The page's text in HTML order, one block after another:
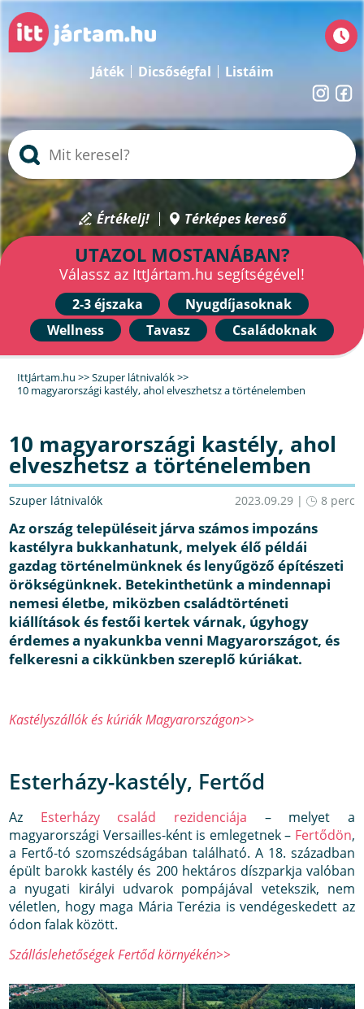
Játék Dicsőségfal Listáim
Értékelj! Térképes kereső
UTAZOL MOSTANÁBAN?
Válassz az IttJártam.hu segítségével!
2-3 éjszaka
Nyugdíjasoknak
Wellness
Tavasz Családoknak
IttJártam.hu >>Szuper látnivalók>>
10 magyarországi kastély, ahol elveszhetsz a történelemben
10 magyarországi kastély, ahol
elveszhetsz a történelemben
Szuper látnivalók 2023.09.29 | 8 perc
Az ország településeit járva számos impozáns
kastélyra bukkanhatunk, melyek élő példái
gazdag történelmünknek és lenyűgöző építészeti
örökségünknek. Betekinthetünk a mindennapi
nemesi életbe, miközben családtörténeti
kiállítások és festői kertek várnak, úgyhogy
érdemes a nyakunkba venni Magyarországot, és
felkeresni a cikkünkben szereplő kúriákat.
Kastélyszállók és kúriák Magyarországon>>
Esterházy-kastély, Fertőd
Az Esterházy család rezidenciája – melyet a
magyarországi Versailles-ként is emlegetnek – Fertődön,
a Fertő-tó szomszédságában található. A 18. században
épült barokk kastély és 200 hektáros díszparkja valóban
a nyugati királyi udvarok pompájával vetekszik, nem
véletlen, hogy maga Mária Terézia is vendégeskedett az
ódon falak között.
Szálláslehetőségek Fertőd környékén>>